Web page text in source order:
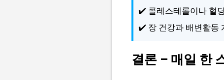
✔️ 콜레스테롤이나 혈
✔️ 장 건강과 배변활동
결론 – 매일 한